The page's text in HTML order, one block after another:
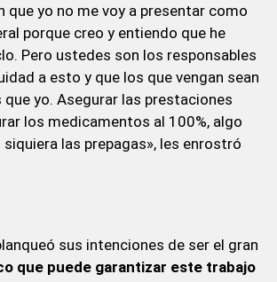
que yo no me voy a presentar como
porque creo y entiendo que he
Pero ustedes son los responsables
a esto y que los que vengan sean
yo. Asegurar las prestaciones
los medicamentos al 100%, algo
siquiera las prepagas», les enrostró
sus intenciones de ser el gran
que puede garantizar este trabajo